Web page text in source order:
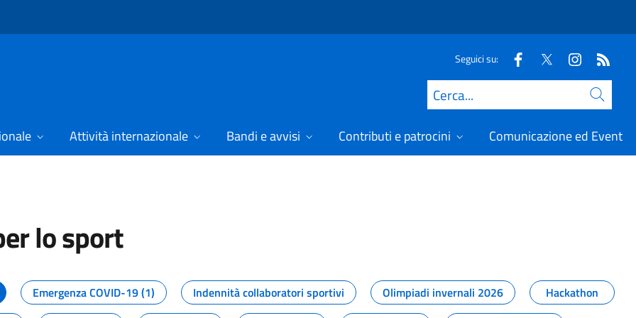
Seguici su:
Cerca
Attività internazionale Bandi e avvisi Contributi e patrocini Comunicazione ed Eventi
lo sport
dal Dipartimento per lo sport
Emergenza COVID-19 (1) Indennità collaboratori sportivi Olimpiadi invernali 2026
Hackathon